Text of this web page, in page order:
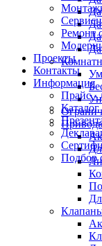
Ремонт
Проекты
Контакты
Информация
Прайс -
Каталог
Подбор